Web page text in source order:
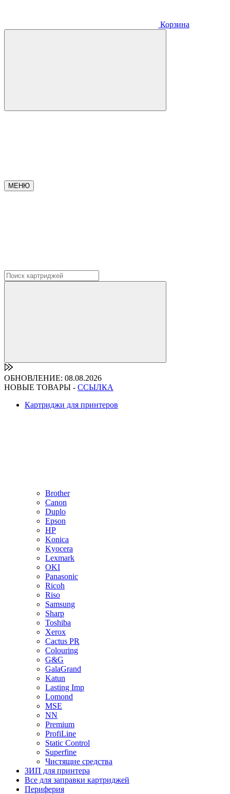
Корзина
МЕНЮ
ОБНОВЛЕНИЕ: 08.08.2026
НОВЫЕ ТОВАРЫ - ССЫЛКА
Картриджи для принтеров
Brother
Canon
Duplo
Epson
HP
Konica
Kyocera
Lexmark
OKI
Panasonic
Ricoh
Riso
Samsung
Sharp
Toshiba
Xerox
Cactus PR
Colouring
G&G
GalaGrand
Katun
Lasting Imp
Lomond
MSE
NN
Premium
ProfiLine
Static Control
Superfine
Чистящие средства
ЗИП для принтера
Все для заправки картриджей
Периферия